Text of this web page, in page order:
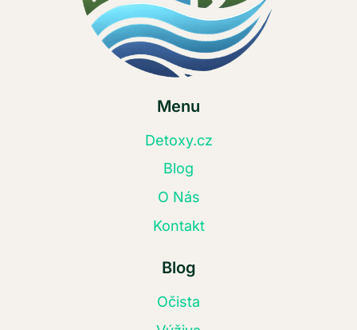
Menu
Detoxy.cz
Blog
O Nás
Kontakt
Blog
Očista